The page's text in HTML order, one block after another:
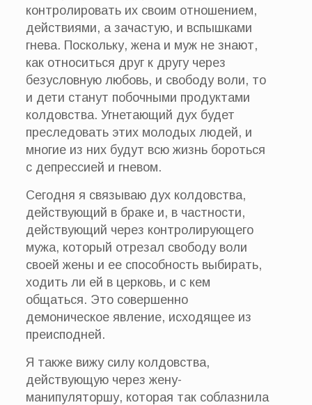
контролировать их своим отношением,
действиями, а зачастую, и вспышками
гнева. Поскольку, жена и муж не знают,
как относиться друг к другу через
безусловную любовь, и свободу воли, то
и дети станут побочными продуктами
колдовства. Угнетающий дух будет
преследовать этих молодых людей, и
многие из них будут всю жизнь бороться
с депрессией и гневом.
Сегодня я связываю дух колдовства,
действующий в браке и, в частности,
действующий через контролирующего
мужа, который отрезал свободу воли
своей жены и ее способность выбирать,
ходить ли ей в церковь, и с кем
общаться. Это совершенно
демоническое явление, исходящее из
преисподней.
Я также вижу силу колдовства,
действующую через жену-
манипуляторшу, которая так соблазнила